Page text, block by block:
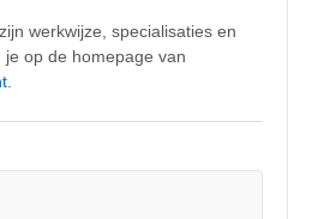
werkwijze, specialisaties en
op de homepage van